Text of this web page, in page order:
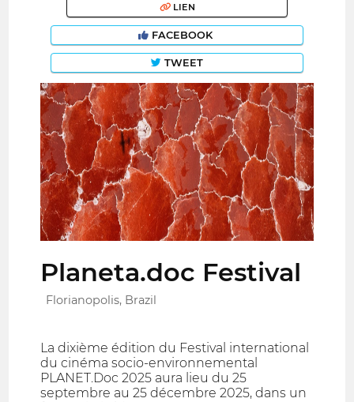
LIEN
FACEBOOK
TWEET
Planeta.doc Festival
Florianopolis, Brazil
La dixième édition du Festival international
du cinéma socio-environnemental
PLANET.Doc 2025 aura lieu du 25
septembre au 25 décembre 2025, dans un